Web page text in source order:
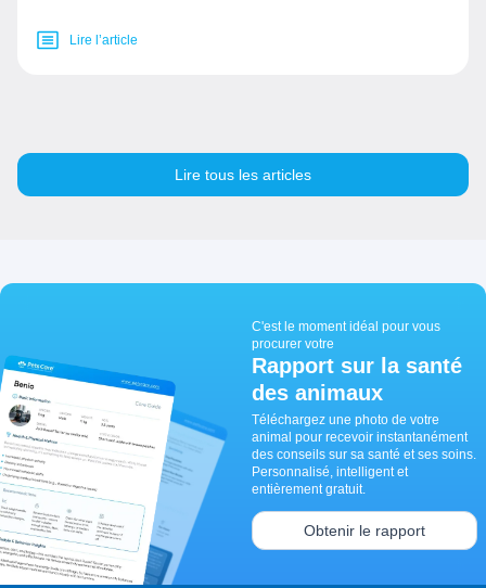
Lire l’article
Lire tous les articles
C'est le moment idéal pour vous
procurer votre
Rapport sur la santé
des animaux
Téléchargez une photo de votre
animal pour recevoir instantanément
des conseils sur sa santé et ses soins.
Personnalisé, intelligent et
entièrement gratuit.
Obtenir le rapport